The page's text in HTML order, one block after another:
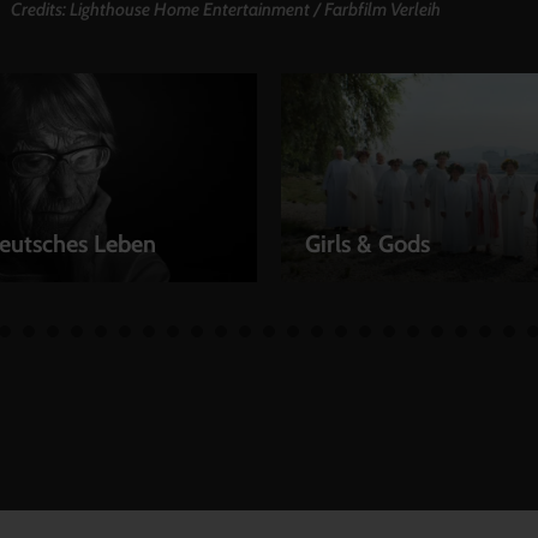
Credits: Lighthouse Home Entertainment / Farbfilm Verleih
Leben Girls & Gods
LEIHEN